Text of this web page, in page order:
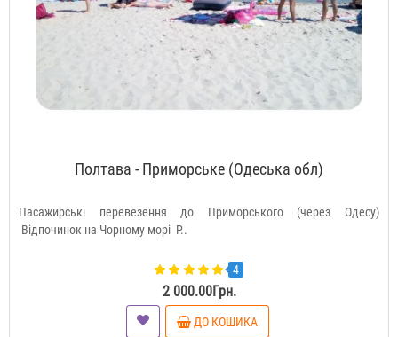
Полтава - Приморське (Одеська обл)
Пасажирські перевезення до Приморського (через Одесу)
Відпочинок на Чорному морі Р..
4
2 000.00Грн.
ДО КОШИКА